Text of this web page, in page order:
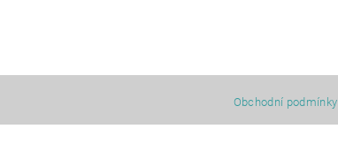
Obchodní podmínky